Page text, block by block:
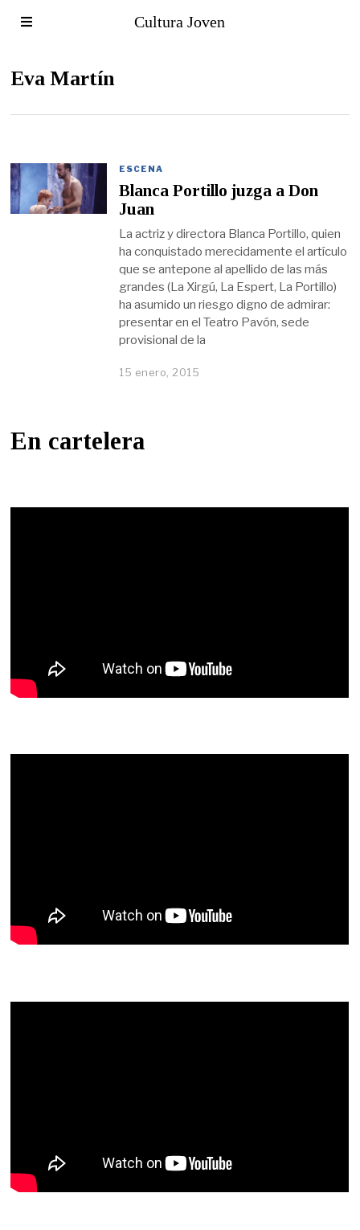
Cultura Joven
Eva Martín
ESCENA
Blanca Portillo juzga a Don
Juan
La actriz y directora Blanca Portillo, quien
ha conquistado merecidamente el artículo
que se antepone al apellido de las más
grandes (La Xirgú, La Espert, La Portillo)
ha asumido un riesgo digno de admirar:
presentar en el Teatro Pavón, sede
provisional de la
15 enero, 2015
En cartelera